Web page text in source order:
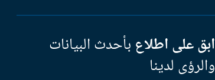
ابق على اطلاع بأحدث البيانات
والرؤى لدينا